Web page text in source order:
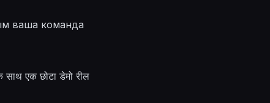
ваша команда
एक छोटा डेमो रील